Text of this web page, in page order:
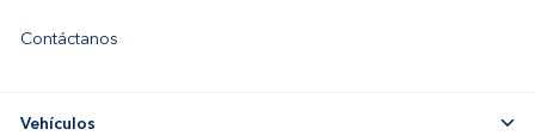
Contáctanos
Vehículos